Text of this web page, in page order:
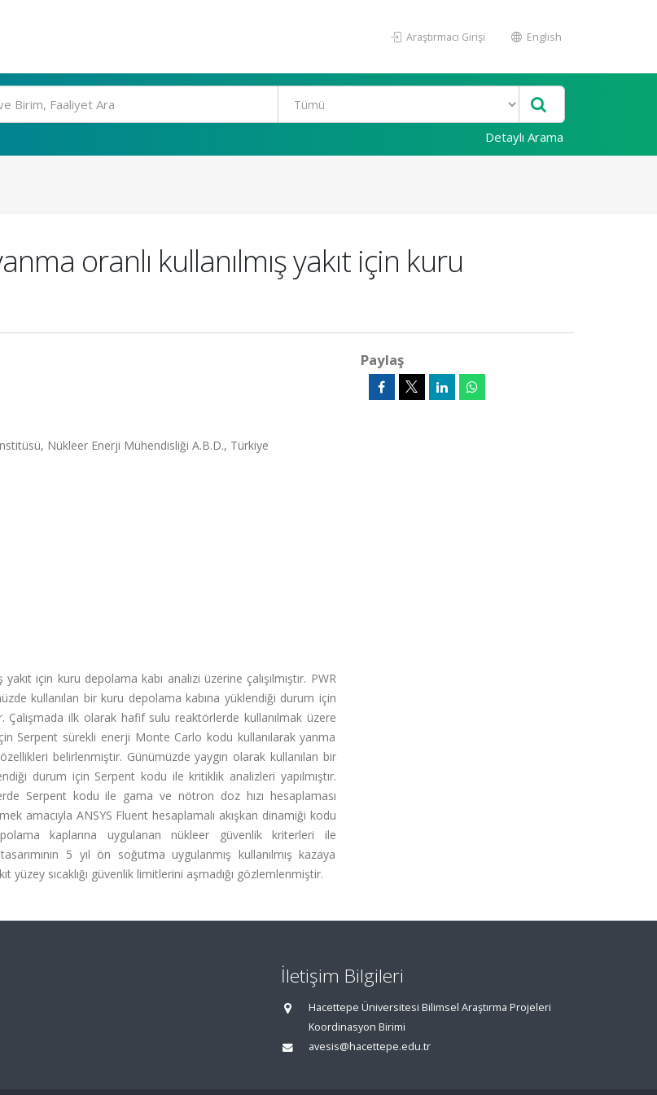
Araştırmacı Girişi English
Detaylı Arama
oranlı kullanılmış yakıt için kuru
Nükleer Enerji Mühendisliği A.B.D., Türkiye
için kuru depolama kabı analizi üzerine çalışılmıştır. PWR
kullanılan bir kuru depolama kabına yüklendiği durum için
Çalışmada ilk olarak hafif sulu reaktörlerde kullanılmak üzere
Serpent sürekli enerji Monte Carlo kodu kullanılarak yanma
belirlenmiştir. Günümüzde yaygın olarak kullanılan bir
durum için Serpent kodu ile kritiklik analizleri yapılmıştır.
Serpent kodu ile gama ve nötron doz hızı hesaplaması
amacıyla ANSYS Fluent hesaplamalı akışkan dinamiği kodu
kaplarına uygulanan nükleer güvenlik kriterleri ile
5 yıl ön soğutma uygulanmış kullanılmış kazaya
yüzey sıcaklığı güvenlik limitlerini aşmadığı gözlemlenmiştir.
Paylaş
İletişim Bilgileri
Hacettepe Üniversitesi Bilimsel Araştırma Projeleri
Koordinasyon Birimi
avesis@hacettepe.edu.tr